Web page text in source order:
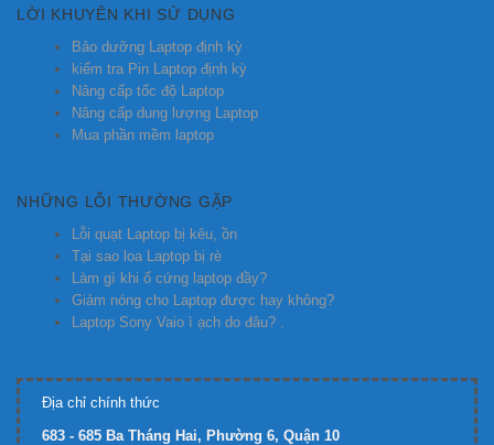
LỜI KHUYÊN KHI SỬ DỤNG
Bảo dưỡng Laptop định kỳ
kiểm tra Pin Laptop định kỳ
Nâng cấp tốc độ Laptop
Nâng cấp dung lượng Laptop
Mua phần mềm laptop
NHỮNG LỖI THƯỜNG GẶP
Lỗi quạt Laptop bị kêu, ồn
Tại sao loa Laptop bị rè
Làm gì khi ổ cứng laptop đầy?
Giảm nóng cho Laptop được hay không?
Laptop Sony Vaio ì ạch do đâu? .
Địa chỉ chính thức
683 - 685 Ba Tháng Hai, Phường 6, Quận 10